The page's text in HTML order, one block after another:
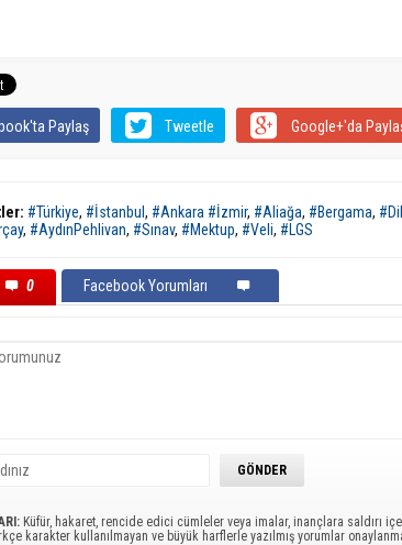
Paylaş Tweetle Google+'da
#Türkiye, #İstanbul , #Ankara #İzmir, #Aliağa, #Bergama,
, #AydınPehlivan, #Sınav, #Mektup, #Veli, #LGS
0 Facebook Yorumları
Küfür, hakaret, rencide edici cümleler veya imalar, inançlara saldırı
karakter kullanılmayan ve büyük harflerle yazılmış yorumlar